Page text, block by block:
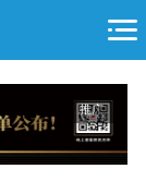
推广